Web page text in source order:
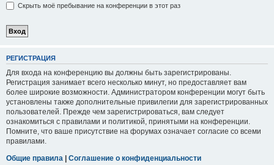
Скрыть моё пребывание на конференции в этот раз
РЕГИСТРАЦИЯ
Для входа на конференцию вы должны быть зарегистрированы.
Регистрация занимает всего несколько минут, но предоставляет вам
более широкие возможности. Администратором конференции могут быть
установлены также дополнительные привилегии для зарегистрированных
пользователей. Прежде чем зарегистрироваться, вам следует
ознакомиться с правилами и политикой, принятыми на конференции.
Помните, что ваше присутствие на форумах означает согласие со всеми
правилами.
Общие правила | Соглашение о конфиденциальности